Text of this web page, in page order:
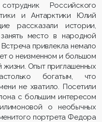
Российского
и Антарктики Юлий
рассказали истории,
место в народной
привлекла немало
о неизменном и большом
жизни. Опыт приглашенных
богатым, что
не хватило. Посетили
с большим интересом
о необычных
портрета Федора